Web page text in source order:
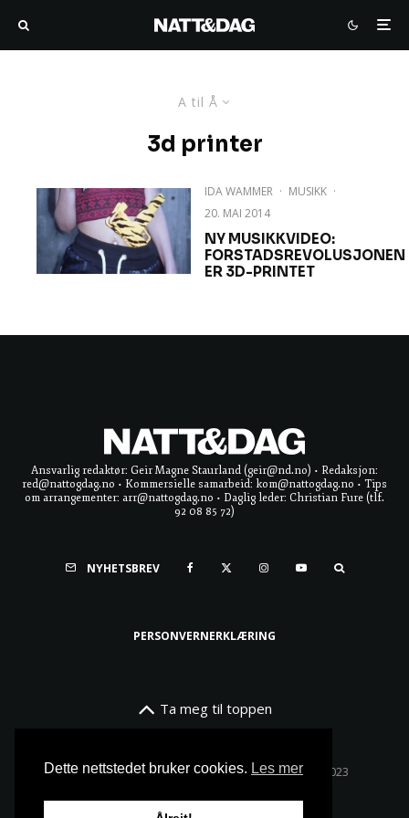
A til Å
3d printer
IDA WAMMER · MUSIKK ·
20. MAI 2014
NY MUSIKKVIDEO:
FORSTADSREVOLUSJONEN
ER 3D-PRINTET
Ansvarlig redaktør: Geir Magne Staurland (geir@nd.no) • Redaksjon:
red@nattogdag.no • Kommersielle samarbeid: kom@nattogdag.no • Tips
om arrangementer: arr@nattogdag.no • Daglig leder: Christian Fure (tlf.
92 08 85 72)
NYHETSBREV
PERSONVERNERKLÆRING
Ta meg til toppen
Alle rettigheter reservert • Copyright © Natt & Dag 2023
Dette nettstedet bruker cookies. Les mer